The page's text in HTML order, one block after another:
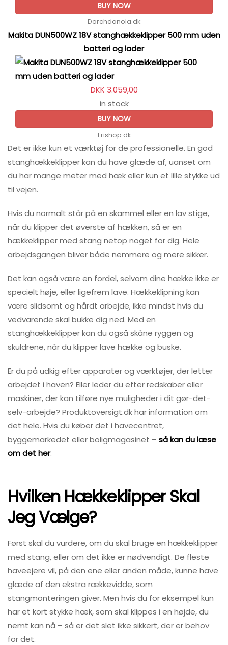
BUY NOW
Dorchdanola.dk
Makita DUN500WZ 18V stanghækkeklipper 500 mm uden
batteri og lader
DKK 3.059,00
in stock
BUY NOW
Frishop.dk
Det er ikke kun et værktøj for de professionelle. En god
stanghækkeklipper kan du have glæde af, uanset om
du har mange meter med hæk eller kun et lille stykke ud
til vejen.
Hvis du normalt står på en skammel eller en lav stige,
når du klipper det øverste af hækken, så er en
hækkeklipper med stang netop noget for dig. Hele
arbejdsgangen bliver både nemmere og mere sikker.
Det kan også være en fordel, selvom dine hække ikke er
specielt høje, eller ligefrem lave. Hækkeklipning kan
være slidsomt og hårdt arbejde, ikke mindst hvis du
vedvarende skal bukke dig ned. Med en
stanghækkeklipper kan du også skåne ryggen og
skuldrene, når du klipper lave hække og buske.
Er du på udkig efter apparater og værktøjer, der letter
arbejdet i haven? Eller leder du efter redskaber eller
maskiner, der kan tilføre nye muligheder i dit gør-det-
selv-arbejde? Produktoversigt.dk har information om
det hele. Hvis du køber det i havecentret,
byggemarkedet eller boligmagasinet – så kan du læse
om det her.
Hvilken Hækkeklipper Skal
Jeg Vælge?
Først skal du vurdere, om du skal bruge en hækkeklipper
med stang, eller om det ikke er nødvendigt. De fleste
haveejere vil, på den ene eller anden måde, kunne have
glæde af den ekstra rækkevidde, som
stangmonteringen giver. Men hvis du for eksempel kun
har et kort stykke hæk, som skal klippes i en højde, du
nemt kan nå – så er det slet ikke sikkert, der er behov
for det.